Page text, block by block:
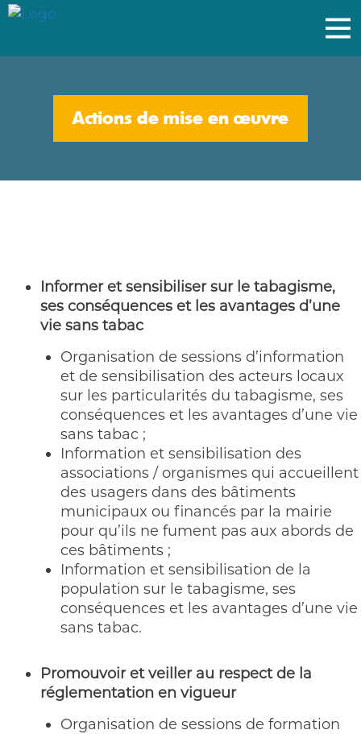
Actions de mise en œuvre
Informer et sensibiliser sur le tabagisme,
ses conséquences et les avantages d’une
vie sans tabac
Organisation de sessions d’information
et de sensibilisation des acteurs locaux
sur les particularités du tabagisme, ses
conséquences et les avantages d’une vie
sans tabac ;
Information et sensibilisation des
associations / organismes qui accueillent
des usagers dans des bâtiments
municipaux ou financés par la mairie
pour qu’ils ne fument pas aux abords de
ces bâtiments ;
Information et sensibilisation de la
population sur le tabagisme, ses
conséquences et les avantages d’une vie
sans tabac.
Promouvoir et veiller au respect de la
réglementation en vigueur
Organisation de sessions de formation